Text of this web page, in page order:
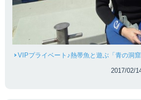
VIPプライベート♪熱帯魚と遊ぶ「青の洞
2017/02/